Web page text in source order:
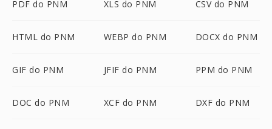
PDF do PNM XLS do PNM CSV do PNM
HTML do PNM WEBP do PNM DOCX do PNM
GIF do PNM JFIF do PNM PPM do PNM
DOC do PNM XCF do PNM DXF do PNM